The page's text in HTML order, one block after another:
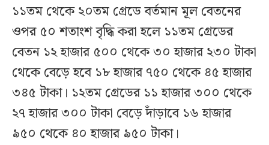
১১তম থেকে ২০তম গ্রেডে বর্তমান মূল বেতনের
ওপর ৫০ শতাংশ বৃদ্ধি করা হলে ১১তম গ্রেডের
বেতন ১২ হাজার ৫০০ থেকে ৩০ হাজার ২৩০ টাকা
থেকে বেড়ে হবে ১৮ হাজার ৭৫০ থেকে ৪৫ হাজার
৩৪৫ টাকা। ১২তম গ্রেডের ১১ হাজার ৩০০ থেকে
২৭ হাজার ৩০০ টাকা বেড়ে দাঁড়াবে ১৬ হাজার
৯৫০ থেকে ৪০ হাজার ৯৫০ টাকা।